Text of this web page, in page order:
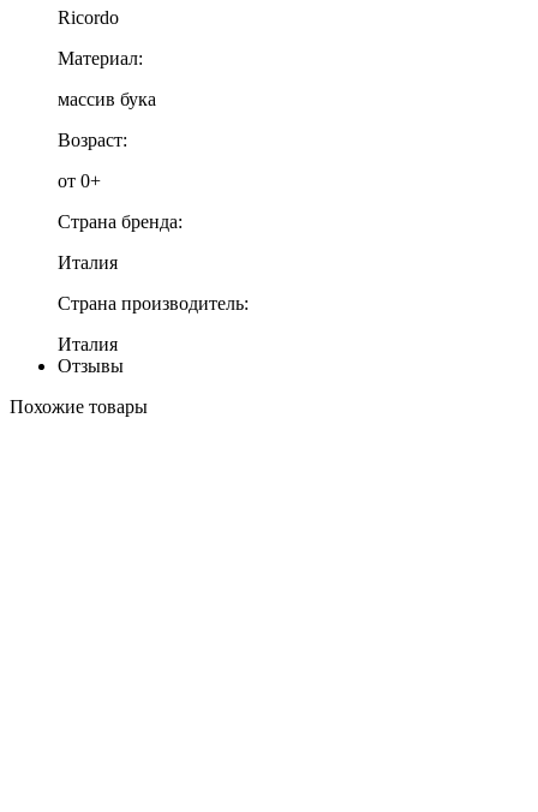
Ricordo
Материал:
массив бука
Возраст:
от 0+
Страна бренда:
Италия
Страна производитель:
Италия
Отзывы
Похожие товары